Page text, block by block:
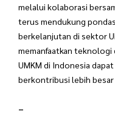
melalui kolaborasi
terus mendukung
berkelanjutan di sektor
memanfaatkan teknologi
UMKM di Indonesia
berkontribusi lebih
–